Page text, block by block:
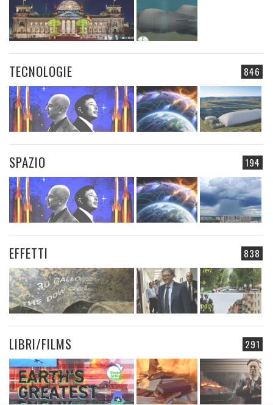
846
TECNOLOGIE
194
SPAZIO
838
EFFETTI
291
LIBRI/FILMS